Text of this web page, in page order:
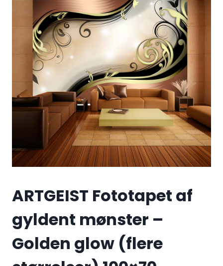
ARTGEIST Fototapet af
gyldent mønster –
Golden glow (flere